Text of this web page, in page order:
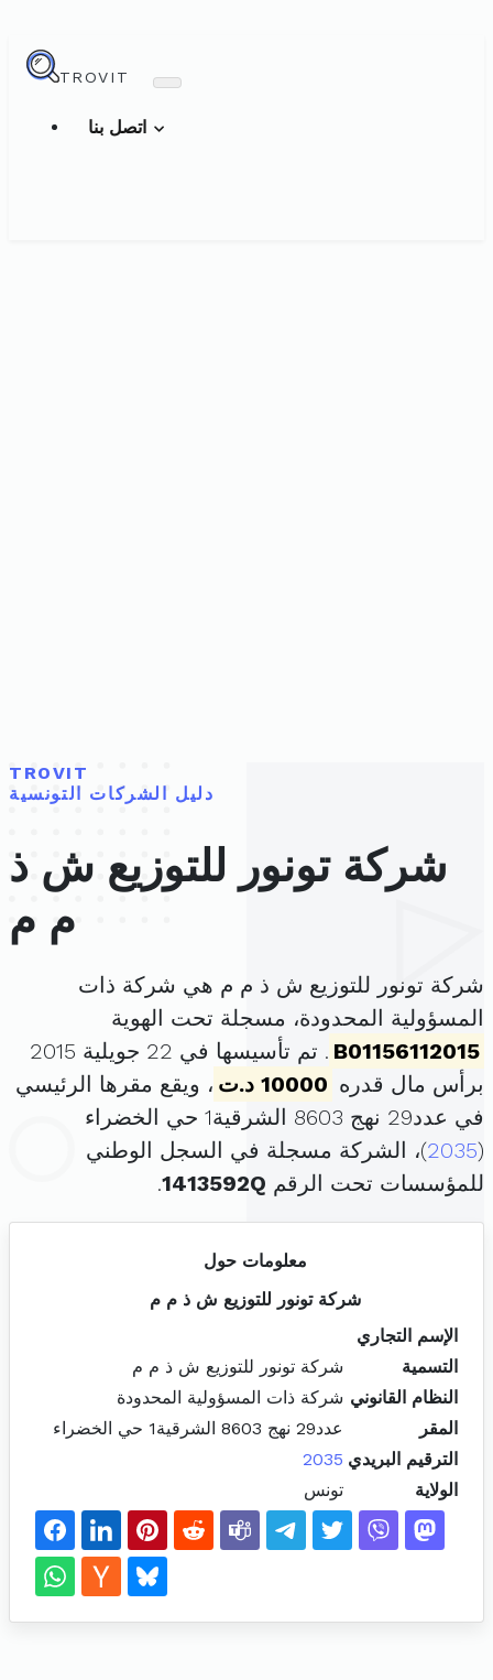
TROVIT
TROVIT
دليل الشركات التونسية
شركة تونور للتوزيع ش ذ
م م
شركة تونور للتوزيع ش ذ م م هي شركة ذات
المسؤولية المحدودة، مسجلة تحت الهوية
B01156112015
. تم تأسيسها في 22 جويلية 2015
برأس مال قدره 10000 د.ت
، ويقع مقرها الرئيسي
في عدد29 نهج 8603 الشرقية1 حي الخضراء
(
2035)، الشركة مسجلة في السجل الوطني
للمؤسسات تحت الرقم 1413592Q
.
معلومات حول
شركة تونور للتوزيع ش ذ م م
الإسم التجاري
التسمية
شركة تونور للتوزيع ش ذ م م
النظام القانوني شركة ذات المسؤولية المحدودة
المقر
عدد29 نهج 8603 الشرقية1 حي الخضراء
الترقيم البريدي 2035
الولاية
تونس